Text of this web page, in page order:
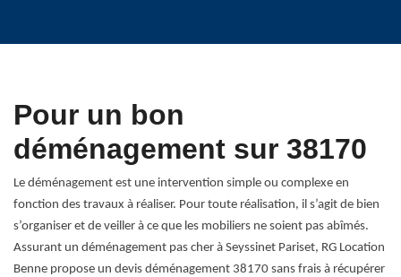
Pour un bon
déménagement sur 38170
Le déménagement est une intervention simple ou complexe en
fonction des travaux à réaliser. Pour toute réalisation, il s’agit de bien
s’organiser et de veiller à ce que les mobiliers ne soient pas abîmés.
Assurant un déménagement pas cher à Seyssinet Pariset, RG Location
Benne propose un devis déménagement 38170 sans frais à récupérer